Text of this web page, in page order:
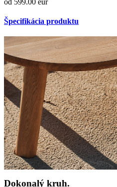
Špecifikácia produktu
Dokonalý kruh.